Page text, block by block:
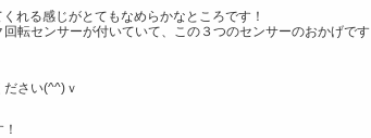
れる感じがとてもなめらかなところです！
転センサーが付いていて、この３つのセンサーのおかげです
さい(^^)ｖ